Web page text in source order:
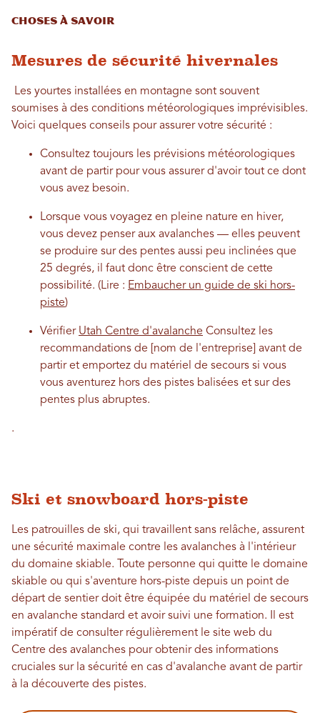
Choses à savoir
Mesures de sécurité hivernales
Les yourtes installées en montagne sont souvent
soumises à des conditions météorologiques imprévisibles.
Voici quelques conseils pour assurer votre sécurité :
Consultez toujours les prévisions météorologiques
avant de partir pour vous assurer d'avoir tout ce dont
vous avez besoin.
Lorsque vous voyagez en pleine nature en hiver,
vous devez penser aux avalanches — elles peuvent
se produire sur des pentes aussi peu inclinées que
25 degrés, il faut donc être conscient de cette
possibilité. (Lire : Embaucher un guide de ski hors-
piste)
Vérifier Utah Centre d'avalanche Consultez les
recommandations de [nom de l'entreprise] avant de
partir et emportez du matériel de secours si vous
vous aventurez hors des pistes balisées et sur des
pentes plus abruptes.
.
Ski et snowboard hors-piste
Les patrouilles de ski, qui travaillent sans relâche, assurent
une sécurité maximale contre les avalanches à l'intérieur
du domaine skiable. Toute personne qui quitte le domaine
skiable ou qui s'aventure hors-piste depuis un point de
départ de sentier doit être équipée du matériel de secours
en avalanche standard et avoir suivi une formation. Il est
impératif de consulter régulièrement le site web du
Centre des avalanches pour obtenir des informations
cruciales sur la sécurité en cas d'avalanche avant de partir
à la découverte des pistes.